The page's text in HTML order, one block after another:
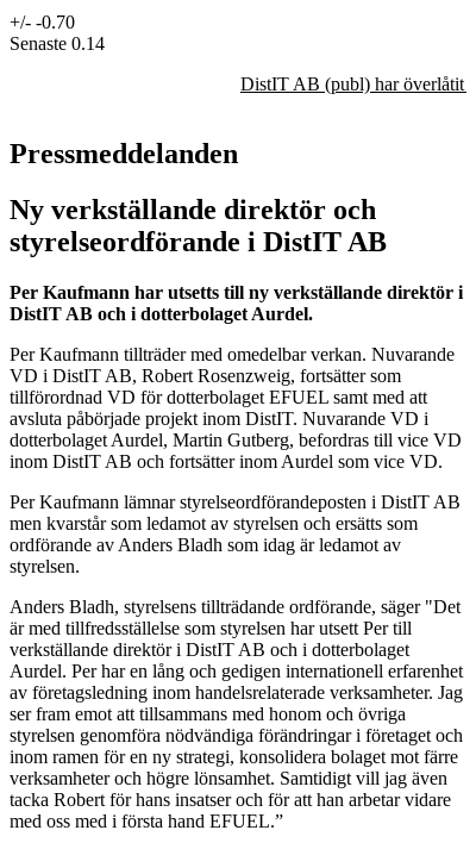
+/- -0.70
Senaste 0.14
DistIT AB (publ) har överlåtit
Pressmeddelanden
Ny verkställande direktör och
styrelseordförande i DistIT AB
Per Kaufmann har utsetts till ny verkställande direktör i
DistIT AB och i dotterbolaget Aurdel.
Per Kaufmann tillträder med omedelbar verkan. Nuvarande
VD i DistIT AB, Robert Rosenzweig, fortsätter som
tillförordnad VD för dotterbolaget EFUEL samt med att
avsluta påbörjade projekt inom DistIT. Nuvarande VD i
dotterbolaget Aurdel, Martin Gutberg, befordras till vice VD
inom DistIT AB och fortsätter inom Aurdel som vice VD.
Per Kaufmann lämnar styrelseordförandeposten i DistIT AB
men kvarstår som ledamot av styrelsen och ersätts som
ordförande av Anders Bladh som idag är ledamot av
styrelsen.
Anders Bladh, styrelsens tillträdande ordförande, säger "Det
är med tillfredsställelse som styrelsen har utsett Per till
verkställande direktör i DistIT AB och i dotterbolaget
Aurdel. Per har en lång och gedigen internationell erfarenhet
av företagsledning inom handelsrelaterade verksamheter. Jag
ser fram emot att tillsammans med honom och övriga
styrelsen genomföra nödvändiga förändringar i företaget och
inom ramen för en ny strategi, konsolidera bolaget mot färre
verksamheter och högre lönsamhet. Samtidigt vill jag även
tacka Robert för hans insatser och för att han arbetar vidare
med oss med i första hand EFUEL.”